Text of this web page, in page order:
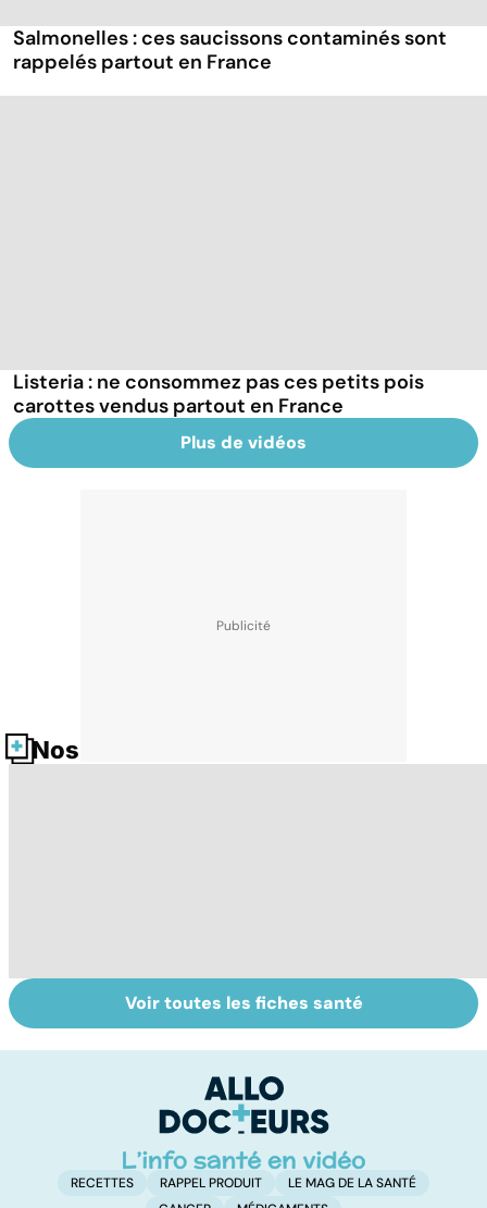
Salmonelles : ces saucissons contaminés sont
rappelés partout en France
Listeria : ne consommez pas ces petits pois
carottes vendus partout en France
Plus de vidéos
Nos fiches santé
Intoxications
alimentaires :
Tout savoir sur
les infections
Voir toutes les fiches santé
RECETTES RAPPEL PRODUIT
LE MAG DE LA SANTÉ